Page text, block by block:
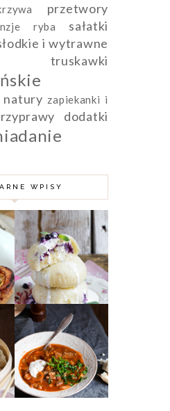
przetwory
ryba
sałatki
i wytrawne
truskawki
natury zapiekanki i
dodatki
WPISY
PAMPUCHY Z
JAGODAMI
KARMUSZKA -
ZUPA GULASZOWA
Z WARMII I
MAZUR